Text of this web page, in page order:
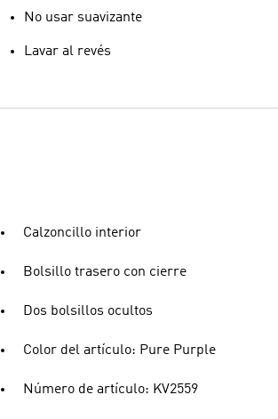
No usar suavizante
Lavar al revés
Calzoncillo interior
Bolsillo trasero con cierre
Dos bolsillos ocultos
Color del artículo: Pure Purple
Número de artículo: KV2559